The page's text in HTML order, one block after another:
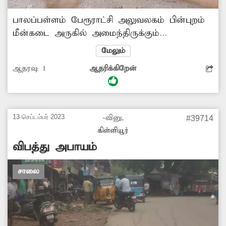
பாலப்பள்ளம் பேரூராட்சி அலுவலகம் பின்புறம்
மீன்கடை அருகில் அமைந்திருக்கும்
தார்சாலையோரத்தில் வடிகால் ஓடை
அமைக்கப்படாமல் உள்ளது. இதனால்,
சமீபத்தில் பெய்த மழையால் சாலையில்
குளம்போல் தண்ணீர் நிற்கிறது. இதனால்,
வருகின்றனர். எனவே, சாலையோரத்தில்
வடிகால் ஓடை அமைக்க அதிகாரிகள்
நடவடிக்கை எடுக்க வேண்டும்.
மேலும்
ஆதரவு: 1 ஆதரிக்கிறேன்
13 செப்டம்பர் 2023
-வினு,
கிள்ளியூர்
#39714
விபத்து அபாயம்
சாலை